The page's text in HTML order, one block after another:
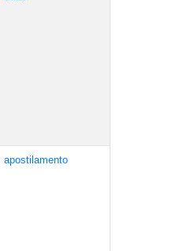
apostilamento